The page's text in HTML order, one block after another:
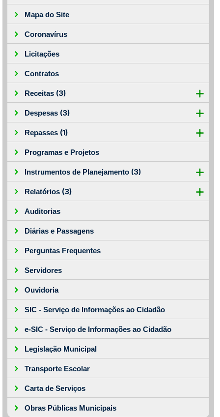
Mapa do Site
Coronavírus
Licitações
Contratos
Receitas (3)
Despesas (3)
Repasses (1)
Programas e Projetos
Instrumentos de Planejamento (3)
Relatórios (3)
Auditorias
Diárias e Passagens
Perguntas Frequentes
Servidores
Ouvidoria
SIC - Serviço de Informações ao Cidadão
e-SIC - Serviço de Informações ao Cidadão
Legislação Municipal
Transporte Escolar
Carta de Serviços
Obras Públicas Municipais